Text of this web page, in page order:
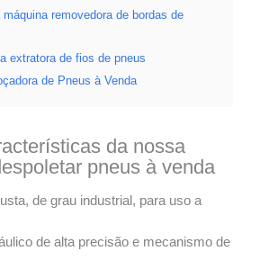
removedora de bordas de
extratora de fios de pneus
de Pneus à Venda
da nossa
pneus à venda
de grau industrial, para uso a
de alta precisão e mecanismo de